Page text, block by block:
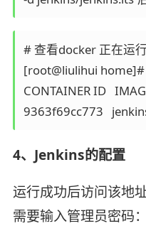
# 查看docker 正在运
[root@liulihui
CONTAINER ID
4、Jenkins的配置
运行成功后访问该地
需要输入管理员密